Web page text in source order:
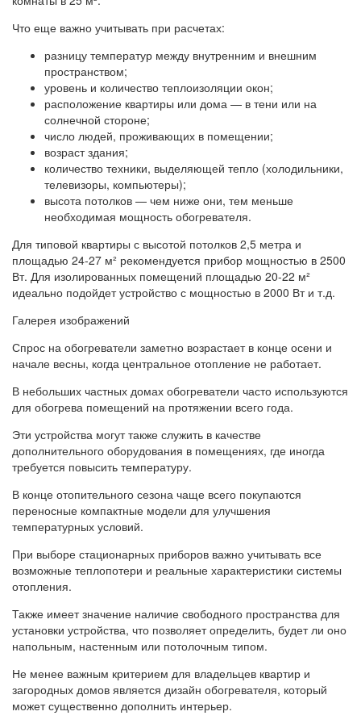
Что еще важно учитывать при расчетах:
разницу температур между внутренним и внешним
пространством;
уровень и количество теплоизоляции окон;
расположение квартиры или дома — в тени или на
солнечной стороне;
число людей, проживающих в помещении;
возраст здания;
количество техники, выделяющей тепло (холодильники,
телевизоры, компьютеры);
высота потолков — чем ниже они, тем меньше
необходимая мощность обогревателя.
Для типовой квартиры с высотой потолков 2,5 метра и
площадью 24-27 м² рекомендуется прибор мощностью в 2500
Вт. Для изолированных помещений площадью 20-22 м²
идеально подойдет устройство с мощностью в 2000 Вт и т.д.
Галерея изображений
Спрос на обогреватели заметно возрастает в конце осени и
начале весны, когда центральное отопление не работает.
В небольших частных домах обогреватели часто используются
для обогрева помещений на протяжении всего года.
Эти устройства могут также служить в качестве
дополнительного оборудования в помещениях, где иногда
требуется повысить температуру.
В конце отопительного сезона чаще всего покупаются
переносные компактные модели для улучшения
температурных условий.
При выборе стационарных приборов важно учитывать все
возможные теплопотери и реальные характеристики системы
отопления.
Также имеет значение наличие свободного пространства для
установки устройства, что позволяет определить, будет ли оно
напольным, настенным или потолочным типом.
Не менее важным критерием для владельцев квартир и
загородных домов является дизайн обогревателя, который
может существенно дополнить интерьер.